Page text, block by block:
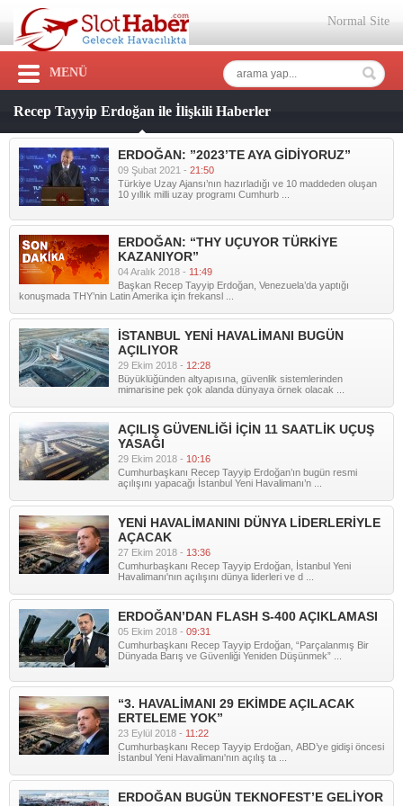
Normal Site
MENÜ
Recep Tayyip Erdoğan ile İlişkili Haberler
ERDOĞAN: ”2023’TE AYA GİDİYORUZ”
09 Şubat 2021 - 21:50
Türkiye Uzay Ajansı’nın hazırladığı ve 10 maddeden oluşan
10 yıllık milli uzay programı Cumhurb ...
ERDOĞAN: “THY UÇUYOR TÜRKİYE
KAZANIYOR”
04 Aralık 2018 - 11:49
Başkan Recep Tayyip Erdoğan, Venezuela’da yaptığı
konuşmada THY’nin Latin Amerika için frekansl ...
İSTANBUL YENİ HAVALİMANI BUGÜN
AÇILIYOR
29 Ekim 2018 - 12:28
Büyüklüğünden altyapısına, güvenlik sistemlerinden
mimarisine pek çok alanda dünyaya örnek olacak ...
AÇILIŞ GÜVENLİĞİ İÇİN 11 SAATLİK UÇUŞ
YASAĞI
29 Ekim 2018 - 10:16
Cumhurbaşkanı Recep Tayyip Erdoğan’ın bugün resmi
açılışını yapacağı İstanbul Yeni Havalimanı’n ...
YENİ HAVALİMANINI DÜNYA LİDERLERİYLE
AÇACAK
27 Ekim 2018 - 13:36
Cumhurbaşkanı Recep Tayyip Erdoğan, İstanbul Yeni
Havalimanı'nın açılışını dünya liderleri ve d ...
ERDOĞAN’DAN FLASH S-400 AÇIKLAMASI
05 Ekim 2018 - 09:31
Cumhurbaşkanı Recep Tayyip Erdoğan, “Parçalanmış Bir
Dünyada Barış ve Güvenliği Yeniden Düşünmek” ...
“3. HAVALİMANI 29 EKİMDE AÇILACAK
ERTELEME YOK”
23 Eylül 2018 - 11:22
Cumhurbaşkanı Recep Tayyip Erdoğan, ABD’ye gidişi öncesi
İstanbul Yeni Havalimanı'nın açılış ta ...
ERDOĞAN BUGÜN TEKNOFEST’E GELİYOR